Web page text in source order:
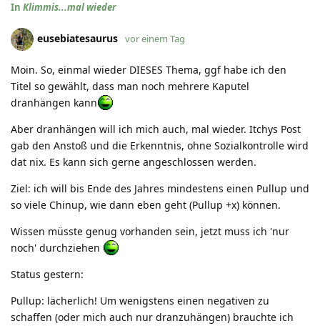
In Klimmis...mal wieder
eusebiatesaurus vor einem Tag
Moin. So, einmal wieder DIESES Thema, ggf habe ich den
Titel so gewählt, dass man noch mehrere Kaputel
dranhängen kann
Aber dranhängen will ich mich auch, mal wieder. Itchys Post
gab den Anstoß und die Erkenntnis, ohne Sozialkontrolle wird
dat nix. Es kann sich gerne angeschlossen werden.
Ziel: ich will bis Ende des Jahres mindestens einen Pullup und
so viele Chinup, wie dann eben geht (Pullup +x) können.
Wissen müsste genug vorhanden sein, jetzt muss ich 'nur
noch' durchziehen
Status gestern:
Pullup: lächerlich! Um wenigstens einen negativen zu
schaffen (oder mich auch nur dranzuhängen) brauchte ich